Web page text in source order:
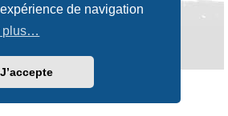
de navigation
plus…
J’accepte
phpBB® Forum Software © phpBB Limited
française officielle
Prosilver New Edition
|Conditions